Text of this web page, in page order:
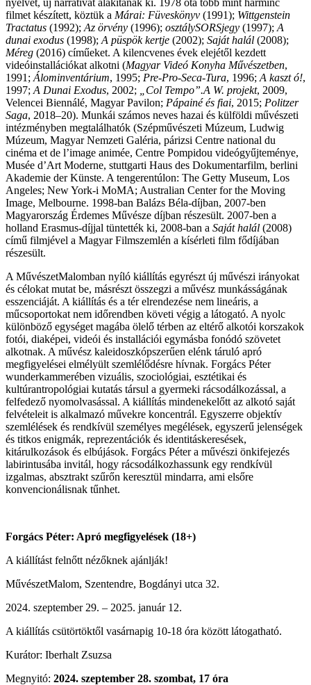
filmet készített, köztük a Márai: Füveskönyv (1991); Wittgenstein
Tractatus (1992); Az örvény (1996); osztálySORSjegy (1997); A
dunai exodus (1998); A püspök kertje (2002); Saját halál (2008);
Méreg (2016) címűeket. A kilencvenes évek elejétől kezdett
videóinstallációkat alkotni (Magyar Videó Konyha Művészetben,
1991; Álominventárium, 1995; Pre-Pro-Seca-Tura, 1996; A kaszt ó!,
1997; A Dunai Exodus, 2002; „Col Tempo”.A W. projekt, 2009,
Velencei Biennálé, Magyar Pavilon; Pápainé és fiai, 2015; Politzer
Saga, 2018–20). Munkái számos neves hazai és külföldi művészeti
intézményben megtalálhatók (Szépművészeti Múzeum, Ludwig
Múzeum, Magyar Nemzeti Galéria, párizsi Centre national du
cinéma et de l’image animée, Centre Pompidou videógyűjteménye,
Musée d’Art Moderne, stuttgarti Haus des Dokumentarfilm, berlini
Akademie der Künste. A tengerentúlon: The Getty Museum, Los
Angeles; New York-i MoMA; Australian Center for the Moving
Image, Melbourne. 1998-ban Balázs Béla-díjban, 2007-ben
Magyarország Érdemes Művésze díjban részesült. 2007-ben a
holland Erasmus-díjjal tüntették ki, 2008-ban a Saját halál (2008)
című filmjével a Magyar Filmszemlén a kísérleti film fődíjában
részesült.
A MűvészetMalomban nyíló kiállítás egyrészt új művészi irányokat
és célokat mutat be, másrészt összegzi a művész munkásságának
esszenciáját. A kiállítás és a tér elrendezése nem lineáris, a
műcsoportokat nem időrendben követi végig a látogató. A nyolc
különböző egységet magába ölelő térben az eltérő alkotói korszakok
fotói, diaképei, videói és installációi egymásba fonódó szövetet
alkotnak. A művész kaleidoszkópszerűen elénk táruló apró
megfigyelései elmélyült szemlélődésre hívnak. Forgács Péter
wunderkammerében vizuális, szociológiai, esztétikai és
kultúrantropológiai kutatás társul a gyermeki rácsodálkozással, a
felfedező nyomolvasással. A kiállítás mindenekelőtt az alkotó saját
felvételeit is alkalmazó művekre koncentrál. Egyszerre objektív
szemlélések és rendkívül személyes megélések, egyszerű jelenségek
és titkos enigmák, reprezentációk és identitáskeresések,
kitárulkozások és elbújások. Forgács Péter a művészi önkifejezés
labirintusába invitál, hogy rácsodálkozhassunk egy rendkívül
izgalmas, absztrakt szűrőn keresztül mindarra, ami elsőre
konvencionálisnak tűnhet.
Forgács Péter: Apró megfigyelések (18+)
A kiállítást felnőtt nézőknek ajánlják!
MűvészetMalom, Szentendre, Bogdányi utca 32.
szeptember 29. – 2025. január 12.
A kiállítás csütörtöktől vasárnapig 10-18 óra között látogatható.
Kurátor: Iberhalt Zsuzsa
Megnyitó: 2024. szeptember 28. szombat, 17 óra